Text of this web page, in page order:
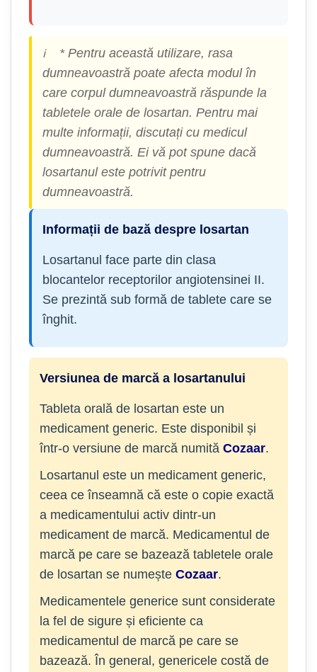
ℹ️
* Pentru această utilizare, rasa
dumneavoastră poate afecta modul în
care corpul dumneavoastră răspunde la
tabletele orale de losartan. Pentru mai
multe informații, discutați cu medicul
dumneavoastră. Ei vă pot spune dacă
losartanul este potrivit pentru
dumneavoastră.
Informații de bază despre losartan
Losartanul face parte din clasa
blocantelor receptorilor angiotensinei II.
Se prezintă sub formă de tablete care se
înghit.
Versiunea de marcă a losartanului
Tableta orală de losartan este un
medicament generic. Este disponibil și
într-o versiune de marcă numită Cozaar.
Losartanul este un medicament generic,
ceea ce înseamnă că este o copie exactă
a medicamentului activ dintr-un
medicament de marcă. Medicamentul de
marcă pe care se bazează tabletele orale
de losartan se numește Cozaar.
Medicamentele generice sunt considerate
la fel de sigure și eficiente ca
medicamentul de marcă pe care se
bazează. În general, genericele costă de